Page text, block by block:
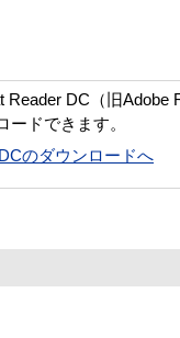
DC（旧Adobe
ドできます。
のダウンロードへ